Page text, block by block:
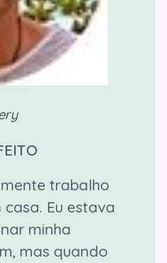
trabalho
Eu estava
minha
mas quando